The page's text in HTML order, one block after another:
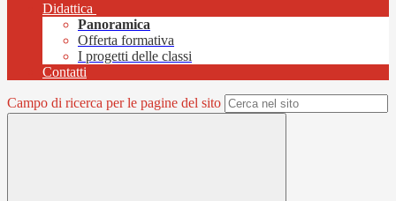
Didattica
Panoramica
Offerta formativa
I progetti delle classi
Contatti
Campo di ricerca per le pagine del sito